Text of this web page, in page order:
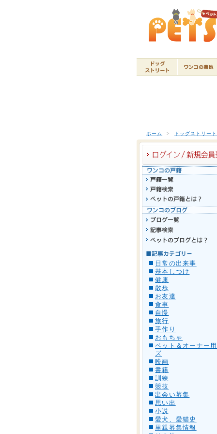
ホーム > ドッグストリート
日常の出来事
基本しつけ
健康
散歩
お友達
食事
自慢
旅行
手作り
おもちゃ
ペット＆オーナー
ズ
映画
書籍
訓練
競技
出会い募集
思い出
小説
愛犬、愛猫史
里親募集情報